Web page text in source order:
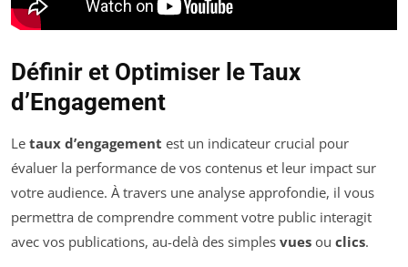
Définir et Optimiser le Taux
d’Engagement
Le taux d’engagement est un indicateur crucial pour
évaluer la performance de vos contenus et leur impact sur
votre audience. À travers une analyse approfondie, il vous
permettra de comprendre comment votre public interagit
avec vos publications, au-delà des simples vues ou clics.